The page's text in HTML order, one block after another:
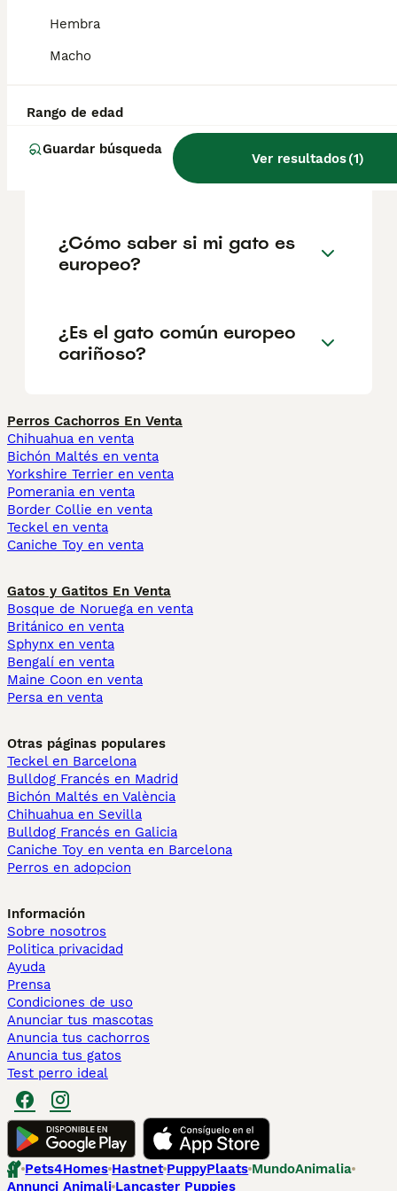
Hembra
Macho
Rango de edad
Guardar búsqueda
Ver resultados(1)
Informarse bien y comparar opciones antes
de comprometerse siempre es la mejor
¿Cuáles son las
características del gato
europeo de pelo corto?
¿Cómo saber si mi gato es
europeo?
¿Es el gato común europeo
cariñoso?
Perros Cachorros En Venta
Chihuahua en venta
Bichón Maltés en venta
Yorkshire Terrier en venta
Pomerania en venta
Border Collie en venta
Teckel en venta
Caniche Toy en venta
Gatos y Gatitos En Venta
Bosque de Noruega en venta
Británico en venta
Sphynx en venta
Bengalí en venta
Maine Coon en venta
Persa en venta
Otras páginas populares
Teckel en Barcelona
Bulldog Francés en Madrid
Bichón Maltés en València
Chihuahua en Sevilla
Bulldog Francés en Galicia
Caniche Toy en venta en Barcelona
Perros en adopcion
Información
Sobre nosotros
Politica privacidad
Ayuda
Prensa
Condiciones de uso
Anunciar tus mascotas
Anuncia tus cachorros
Anuncia tus gatos
Test perro ideal
Pets4Homes Hastnet PuppyPlaats MundoAnimalia
Annunci Animali Lancaster Puppies